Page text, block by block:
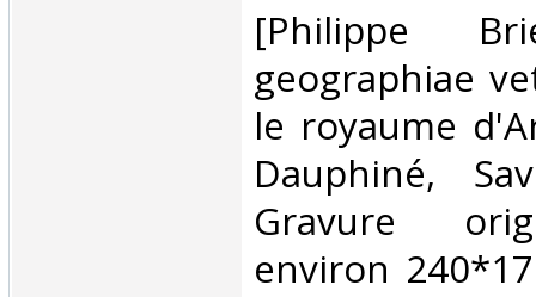
‎[Philippe
geographiae
le royaume
Dauphiné,
Gravure
environ